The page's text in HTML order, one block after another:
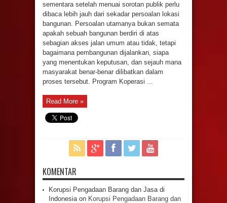
sementara setelah menuai sorotan publik perlu
dibaca lebih jauh dari sekadar persoalan lokasi
bangunan. Persoalan utamanya bukan semata
apakah sebuah bangunan berdiri di atas
sebagian akses jalan umum atau tidak, tetapi
bagaimana pembangunan dijalankan, siapa
yang menentukan keputusan, dan sejauh mana
masyarakat benar-benar dilibatkan dalam
proses tersebut. Program Koperasi ...
Read More »
KOMENTAR
Korupsi Pengadaan Barang dan Jasa di
Indonesiaon Korupsi Pengadaan Barang dan